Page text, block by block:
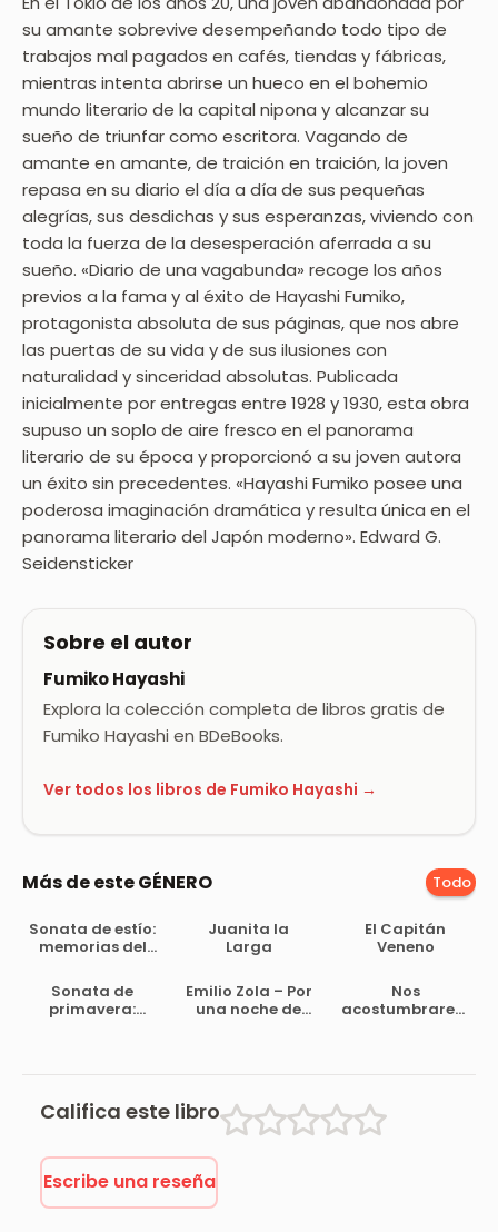
su amante sobrevive desempeñando todo tipo de
trabajos mal pagados en cafés, tiendas y fábricas,
mientras intenta abrirse un hueco en el bohemio
mundo literario de la capital nipona y alcanzar su
sueño de triunfar como escritora. Vagando de
amante en amante, de traición en traición, la joven
repasa en su diario el día a día de sus pequeñas
alegrías, sus desdichas y sus esperanzas, viviendo con
toda la fuerza de la desesperación aferrada a su
sueño. «Diario de una vagabunda» recoge los años
previos a la fama y al éxito de Hayashi Fumiko,
protagonista absoluta de sus páginas, que nos abre
las puertas de su vida y de sus ilusiones con
naturalidad y sinceridad absolutas. Publicada
inicialmente por entregas entre 1928 y 1930, esta obra
supuso un soplo de aire fresco en el panorama
literario de su época y proporcionó a su joven autora
un éxito sin precedentes. «Hayashi Fumiko posee una
poderosa imaginación dramática y resulta única en el
panorama literario del Japón moderno». Edward G.
Seidensticker
Sobre el autor
Fumiko Hayashi
Explora la colección completa de libros gratis de
Fumiko Hayashi en BDeBooks.
Ver todos los libros de Fumiko Hayashi →
Más de este GÉNERO Todo
Sonata de estío:
memorias del
Bradomín
Juanita la
Larga
El Capitán
Veneno
Sonata de
primavera:
Emilio Zola – Por
una noche de
Nos
acostumbrarem
Califica este libro
Escribe una reseña